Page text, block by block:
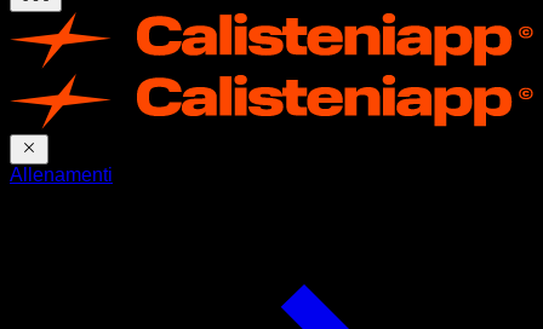
Allenamenti